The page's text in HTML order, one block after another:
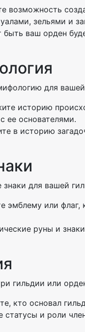
возможность
зельями и
ваш орден
для
историю
ее основателями.
в историю
для вашей
эмблему или
руны и
гильдии или
кто основал
статусы и роли